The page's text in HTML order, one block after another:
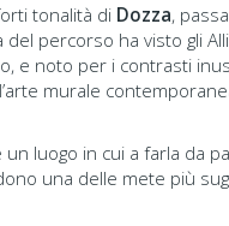
tonalità di Dozza,
del percorso ha visto gli
e noto per i contrasti
murale
un luogo in cui a farla da
una delle mete più